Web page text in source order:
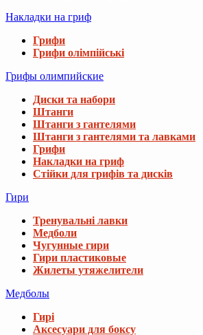
Накладки на гриф
Грифи
Грифи олімпійські
Грифы олимпийские
Диски та набори
Штанги
Штанги з гантелями
Штанги з гантелями та лавками
Грифи
Накладки на гриф
Стійки для грифів та дисків
Гири
Тренувальні лавки
Медболи
Чугунные гири
Гири пластиковые
Жилеты утяжелители
Медболы
Гирі
Аксесуари для боксу